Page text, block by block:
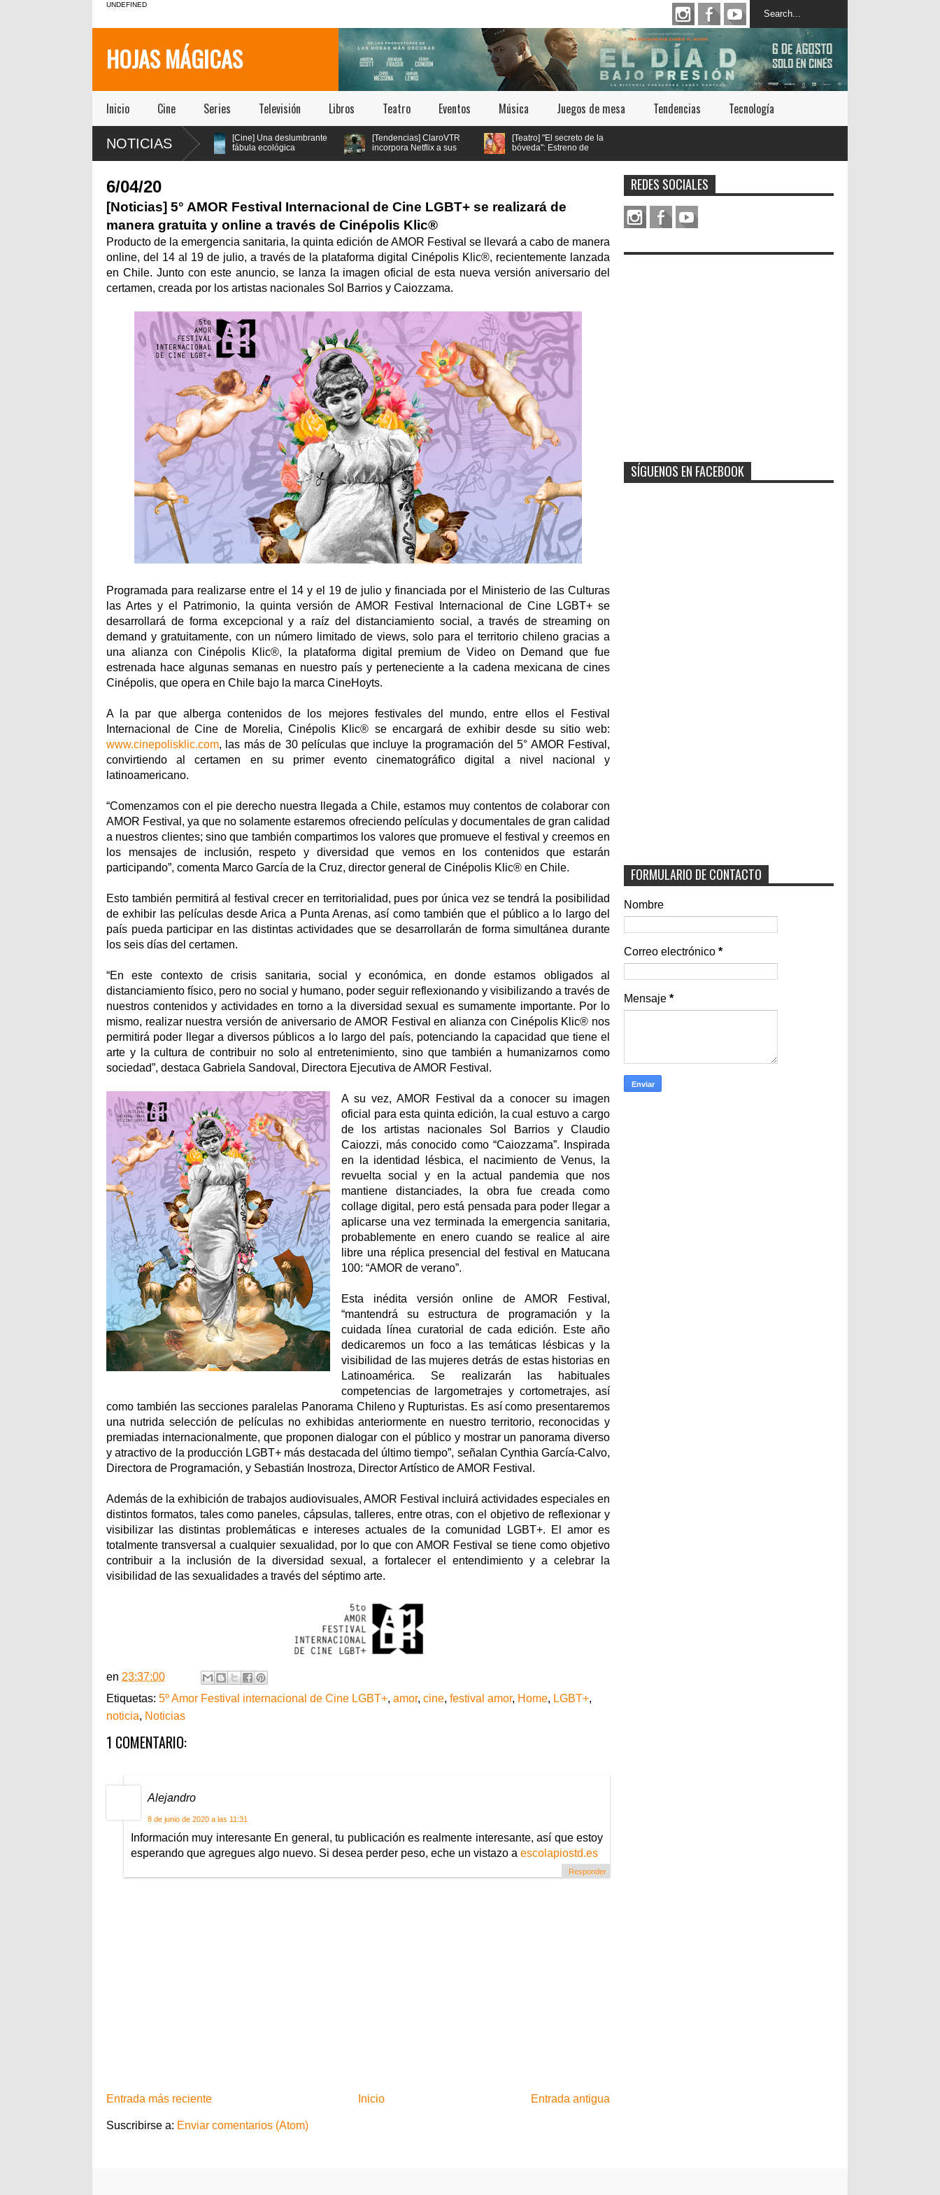
UNDEFINED
HOJAS MÁGICAS
Inicio Cine Series Televisión Libros Teatro Eventos Música Juegos de mesa Tendencias Tecnología
NOTICIAS
[Teatro] “El Impostor”
lleva el clásico Tartufo a
[Cine] Una deslumbrante
fábula ecológica
[Tendencias] ClaroVTR
incorpora Netflix a sus
[Teatro] "El secreto de la
bóveda": Estreno de
6/04/20
[Noticias] 5° AMOR Festival Internacional de Cine LGBT+ se realizará de
manera gratuita y online a través de Cinépolis Klic®
Producto de la emergencia sanitaria, la quinta edición de AMOR Festival se llevará a cabo de manera
online, del 14 al 19 de julio, a través de la plataforma digital Cinépolis Klic®, recientemente lanzada
en Chile. Junto con este anuncio, se lanza la imagen oficial de esta nueva versión aniversario del
certamen, creada por los artistas nacionales Sol Barrios y Caiozzama.
Programada para realizarse entre el 14 y el 19 de julio y financiada por el Ministerio de las Culturas
las Artes y el Patrimonio, la quinta versión de AMOR Festival Internacional de Cine LGBT+ se
desarrollará de forma excepcional y a raíz del distanciamiento social, a través de streaming on
demand y gratuitamente, con un número limitado de views, solo para el territorio chileno gracias a
una alianza con Cinépolis Klic®, la plataforma digital premium de Video on Demand que fue
estrenada hace algunas semanas en nuestro país y perteneciente a la cadena mexicana de cines
Cinépolis, que opera en Chile bajo la marca CineHoyts.
A la par que alberga contenidos de los mejores festivales del mundo, entre ellos el Festival
Internacional de Cine de Morelia, Cinépolis Klic® se encargará de exhibir desde su sitio web:
www.cinepolisklic.com, las más de 30 películas que incluye la programación del 5° AMOR Festival,
convirtiendo al certamen en su primer evento cinematográfico digital a nivel nacional y
latinoamericano.
“Comenzamos con el pie derecho nuestra llegada a Chile, estamos muy contentos de colaborar con
AMOR Festival, ya que no solamente estaremos ofreciendo películas y documentales de gran calidad
a nuestros clientes; sino que también compartimos los valores que promueve el festival y creemos en
los mensajes de inclusión, respeto y diversidad que vemos en los contenidos que estarán
participando”, comenta Marco García de la Cruz, director general de Cinépolis Klic® en Chile.
Esto también permitirá al festival crecer en territorialidad, pues por única vez se tendrá la posibilidad
de exhibir las películas desde Arica a Punta Arenas, así como también que el público a lo largo del
país pueda participar en las distintas actividades que se desarrollarán de forma simultánea durante
los seis días del certamen.
“En este contexto de crisis sanitaria, social y económica, en donde estamos obligados al
distanciamiento físico, pero no social y humano, poder seguir reflexionando y visibilizando a través de
nuestros contenidos y actividades en torno a la diversidad sexual es sumamente importante. Por lo
mismo, realizar nuestra versión de aniversario de AMOR Festival en alianza con Cinépolis Klic® nos
permitirá poder llegar a diversos públicos a lo largo del país, potenciando la capacidad que tiene el
arte y la cultura de contribuir no solo al entretenimiento, sino que también a humanizarnos como
sociedad”, destaca Gabriela Sandoval, Directora Ejecutiva de AMOR Festival.
A su vez, AMOR Festival da a conocer su imagen
oficial para esta quinta edición, la cual estuvo a cargo
de los artistas nacionales Sol Barrios y Claudio
Caiozzi, más conocido como “Caiozzama”. Inspirada
en la identidad lésbica, el nacimiento de Venus, la
revuelta social y en la actual pandemia que nos
mantiene distanciades, la obra fue creada como
collage digital, pero está pensada para poder llegar a
aplicarse una vez terminada la emergencia sanitaria,
probablemente en enero cuando se realice al aire
libre una réplica presencial del festival en Matucana
100: “AMOR de verano”.
Esta inédita versión online de AMOR Festival,
“mantendrá su estructura de programación y la
cuidada línea curatorial de cada edición. Este año
dedicaremos un foco a las temáticas lésbicas y la
visibilidad de las mujeres detrás de estas historias en
Latinoamérica. Se realizarán las habituales
competencias de largometrajes y cortometrajes, así
como también las secciones paralelas Panorama Chileno y Rupturistas. Es así como presentaremos
una nutrida selección de películas no exhibidas anteriormente en nuestro territorio, reconocidas y
premiadas internacionalmente, que proponen dialogar con el público y mostrar un panorama diverso
y atractivo de la producción LGBT+ más destacada del último tiempo”, señalan Cynthia García-Calvo,
Directora de Programación, y Sebastián Inostroza, Director Artístico de AMOR Festival.
Además de la exhibición de trabajos audiovisuales, AMOR Festival incluirá actividades especiales en
distintos formatos, tales como paneles, cápsulas, talleres, entre otras, con el objetivo de reflexionar y
visibilizar las distintas problemáticas e intereses actuales de la comunidad LGBT+. El amor es
totalmente transversal a cualquier sexualidad, por lo que con AMOR Festival se tiene como objetivo
contribuir a la inclusión de la diversidad sexual, a fortalecer el entendimiento y a celebrar la
visibilidad de las sexualidades a través del séptimo arte.
en 23:37:00
Etiquetas: 5º Amor Festival internacional de Cine LGBT+, amor, cine, festival amor, Home, LGBT+,
noticia, Noticias
1 COMENTARIO:
Alejandro
8 de junio de 2020 a las 11:31
Información muy interesante En general, tu publicación es realmente interesante, así que estoy
esperando que agregues algo nuevo. Si desea perder peso, eche un vistazo a escolapiostd.es
Responder
Entrada más reciente Entrada antigua
Inicio
Suscribirse a: Enviar comentarios (Atom)
REDES SOCIALES
SÍGUENOS EN FACEBOOK
FORMULARIO DE CONTACTO
Nombre
Correo electrónico *
Mensaje *